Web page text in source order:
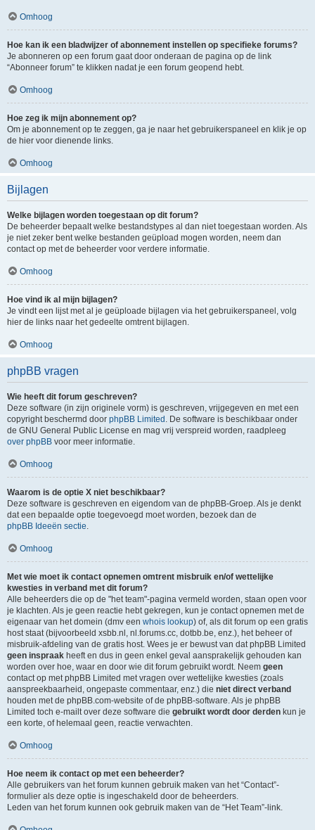
Omhoog
Hoe kan ik een bladwijzer of abonnement instellen op specifieke forums?
Je abonneren op een forum gaat door onderaan de pagina op de link
“Abonneer forum” te klikken nadat je een forum geopend hebt.
Omhoog
Hoe zeg ik mijn abonnement op?
Om je abonnement op te zeggen, ga je naar het gebruikerspaneel en klik je op
de hier voor dienende links.
Omhoog
Bijlagen
Welke bijlagen worden toegestaan op dit forum?
De beheerder bepaalt welke bestandstypes al dan niet toegestaan worden. Als
je niet zeker bent welke bestanden geüpload mogen worden, neem dan
contact op met de beheerder voor verdere informatie.
Omhoog
Hoe vind ik al mijn bijlagen?
Je vindt een lijst met al je geüploade bijlagen via het gebruikerspaneel, volg
hier de links naar het gedeelte omtrent bijlagen.
Omhoog
phpBB vragen
Wie heeft dit forum geschreven?
Deze software (in zijn originele vorm) is geschreven, vrijgegeven en met een
copyright beschermd door phpBB Limited . De software is beschikbaar onder
de GNU General Public License en mag vrij verspreid worden, raadpleeg
over phpBB voor meer informatie.
Omhoog
Waarom is de optie X niet beschikbaar?
Deze software is geschreven en eigendom van de phpBB-Groep. Als je denkt
dat een bepaalde optie toegevoegd moet worden, bezoek dan de
phpBB Ideeën sectie.
Omhoog
Met wie moet ik contact opnemen omtrent misbruik en/of wettelijke
kwesties in verband met dit forum?
Alle beheerders die op de "het team"-pagina vermeld worden, staan open voor
je klachten. Als je geen reactie hebt gekregen, kun je contact opnemen met de
eigenaar van het domein (dmv een whois lookup) of, als dit forum op een gratis
host staat (bijvoorbeeld xsbb.nl, nl.forums.cc, dotbb.be, enz.), het beheer of
misbruik-afdeling van de gratis host. Wees je er bewust van dat phpBB Limited
geen inspraak heeft en dus in geen enkel geval aansprakelijk gehouden kan
worden over hoe, waar en door wie dit forum gebruikt wordt. Neem geen
contact op met phpBB Limited met vragen over wettelijke kwesties (zoals
aanspreekbaarheid, ongepaste commentaar, enz.) die niet direct verband
houden met de phpBB.com-website of de phpBB-software. Als je phpBB
Limited toch e-mailt over deze software die gebruikt wordt door derden kun je
een korte, of helemaal geen, reactie verwachten.
Omhoog
Hoe neem ik contact op met een beheerder?
Alle gebruikers van het forum kunnen gebruik maken van het “Contact”-
formulier als deze optie is ingeschakeld door de beheerders.
Leden van het forum kunnen ook gebruik maken van de “Het Team”-link.